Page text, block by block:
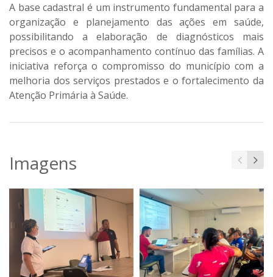
A base cadastral é um instrumento fundamental para a
organização e planejamento das ações em saúde,
possibilitando a elaboração de diagnósticos mais
precisos e o acompanhamento contínuo das famílias. A
iniciativa reforça o compromisso do município com a
melhoria dos serviços prestados e o fortalecimento da
Atenção Primária à Saúde.
Imagens